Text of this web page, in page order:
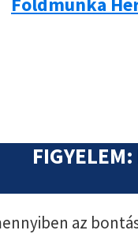
az